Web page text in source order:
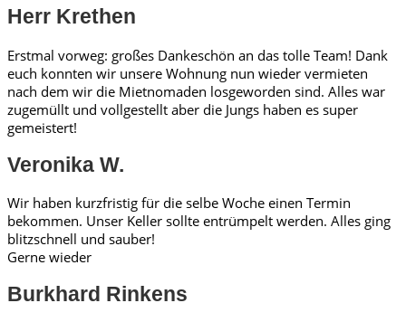
Herr Krethen
Erstmal vorweg: großes Dankeschön an das tolle Team! Dank
euch konnten wir unsere Wohnung nun wieder vermieten
nach dem wir die Mietnomaden losgeworden sind. Alles war
zugemüllt und vollgestellt aber die Jungs haben es super
gemeistert!
Veronika W.
Wir haben kurzfristig für die selbe Woche einen Termin
bekommen. Unser Keller sollte entrümpelt werden. Alles ging
blitzschnell und sauber!
Gerne wieder
Burkhard Rinkens